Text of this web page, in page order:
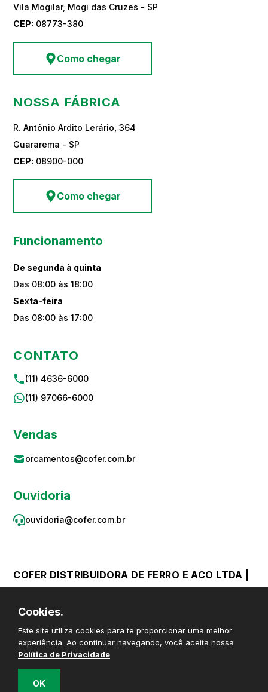
Vila Mogilar, Mogi das Cruzes - SP
CEP: 08773-380
Como chegar
NOSSA FÁBRICA
R. Antônio Ardito Lerário, 364
Guararema - SP
CEP: 08900-000
Como chegar
Funcionamento
De segunda à quinta
Das 08:00 às 18:00
Sexta-feira
Das 08:00 às 17:00
CONTATO
(11) 4636-6000
(11) 97066-6000
Vendas
orcamentos@cofer.com.br
Ouvidoria
ouvidoria@cofer.com.br
COFER DISTRIBUIDORA DE FERRO E ACO LTDA |
reservados
Cookies.
Este site utiliza cookies para te proporcionar uma melhor
experiência. Ao continuar navegando, você aceita nossa
Política de Privacidade
OK